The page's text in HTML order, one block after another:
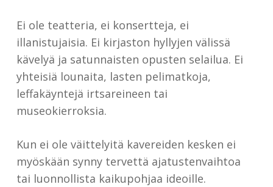
Ei ole teatteria, ei konsertteja, ei
illanistujaisia. Ei kirjaston hyllyjen välissä
kävelyä ja satunnaisten opusten selailua. Ei
yhteisiä lounaita, lasten pelimatkoja,
leffakäyntejä irtsareineen tai
museokierroksia.
Kun ei ole väittelyitä kavereiden kesken ei
myöskään synny tervettä ajatustenvaihtoa
tai luonnollista kaikupohjaa ideoille.